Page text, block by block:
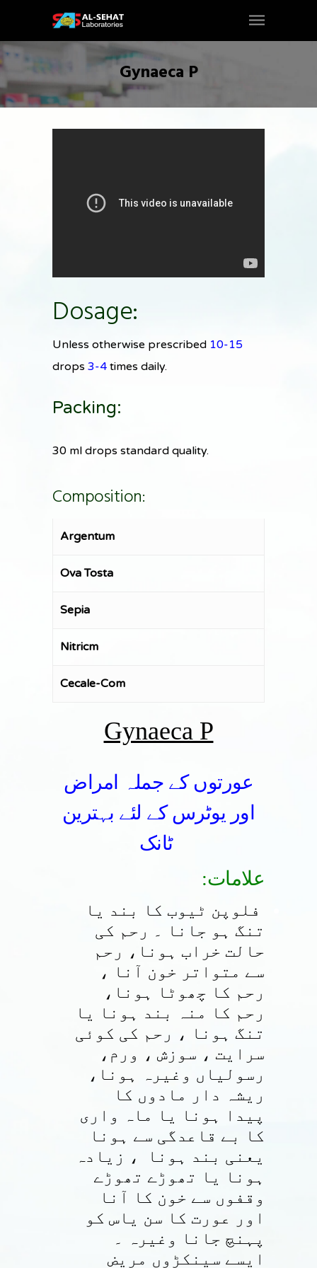
Gynaeca P
Dosage:
Unless otherwise prescribed 10-15
drops 3-4 times daily.
Packing:
30 ml drops standard quality.
Composition:
Argentum
Ova Tosta
Sepia
Nitricm
Cecale-Com
Gynaeca P
عورتوں کے جملہ امراض
اور یوٹرس کے لئے بہترین
ٹانک
:علامات
فلوپن ٹیوب کا بند یا
تنگ ہو جانا ۔ رحم کی
حالت خراب ہونا، رحم
سے متواتر خون آنا ،
رحم کا چھوٹا ہونا،
رحم کا منہ بند ہونا یا
تنگ ہونا ، رحم کی کوئی
سرایت ، سوزش ، ورم،
رسولیاں وغیرہ ہونا،
ریشہ دار مادوں کا
پیدا ہونا یا ماہ واری
کا بے قاعدگی سے ہونا
یعنی بند ہونا ، زیادہ
ہونا یا تھوڑے تھوڑے
وقفوں سے خون کا آنا
اور عورت کا سن یاس کو
پہنچ جانا وغیرہ ۔
ایسے سینکڑوں مریض